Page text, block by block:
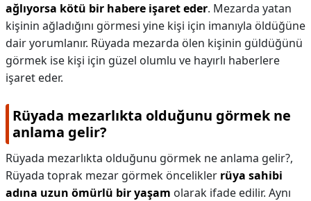
ağlıyorsa kötü bir habere işaret eder. Mezarda yatan
kişinin ağladığını görmesi yine kişi için imanıyla öldüğüne
dair yorumlanır. Rüyada mezarda ölen kişinin güldüğünü
görmek ise kişi için güzel olumlu ve hayırlı haberlere
işaret eder.
Rüyada mezarlıkta olduğunu görmek ne
anlama gelir?
Rüyada mezarlıkta olduğunu görmek ne anlama gelir?,
Rüyada toprak mezar görmek öncelikler rüya sahibi
adına uzun ömürlü bir yaşam olarak ifade edilir. Aynı